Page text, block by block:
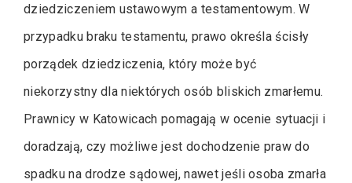
dziedziczeniem ustawowym a testamentowym. W
przypadku braku testamentu, prawo określa ścisły
porządek dziedziczenia, który może być
niekorzystny dla niektórych osób bliskich zmarłemu.
Prawnicy w Katowicach pomagają w ocenie sytuacji i
doradzają, czy możliwe jest dochodzenie praw do
spadku na drodze sądowej, nawet jeśli osoba zmarła